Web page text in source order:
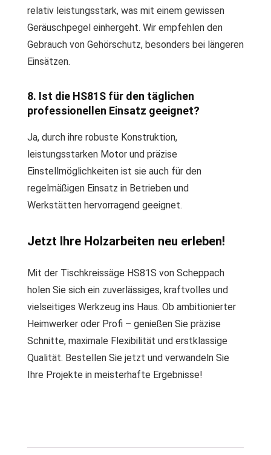
relativ leistungsstark, was mit einem gewissen
Geräuschpegel einhergeht. Wir empfehlen den
Gebrauch von Gehörschutz, besonders bei längeren
Einsätzen.
8. Ist die HS81S für den täglichen
professionellen Einsatz geeignet?
Ja, durch ihre robuste Konstruktion,
leistungsstarken Motor und präzise
Einstellmöglichkeiten ist sie auch für den
regelmäßigen Einsatz in Betrieben und
Werkstätten hervorragend geeignet.
Jetzt Ihre Holzarbeiten neu erleben!
Mit der Tischkreissäge HS81S von Scheppach
holen Sie sich ein zuverlässiges, kraftvolles und
vielseitiges Werkzeug ins Haus. Ob ambitionierter
Heimwerker oder Profi – genießen Sie präzise
Schnitte, maximale Flexibilität und erstklassige
Qualität. Bestellen Sie jetzt und verwandeln Sie
Ihre Projekte in meisterhafte Ergebnisse!